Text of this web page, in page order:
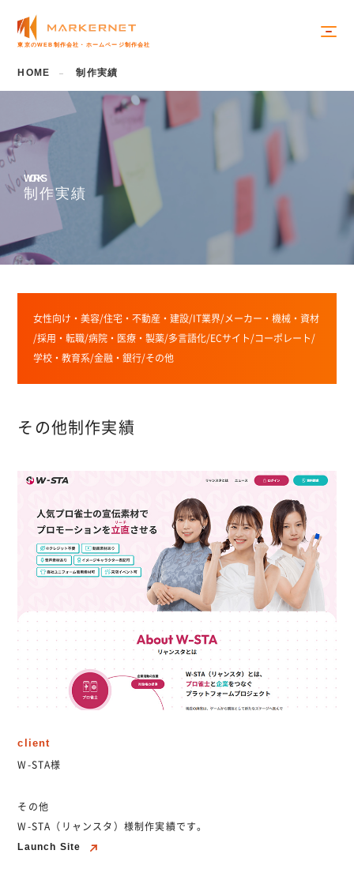
東京のWEB制作会社・ホームページ制作会社
HOME 制作実績
WORKS
制 作実績
女性向け・美容/住宅・不動産・建設/ IT業界/ メーカー・機械・資材
/採用・転職/病院・医療・製薬/多言語化/ ECサイト / コーポレート /
学校・教育系/金融・銀行/その他
その他制作実績
client
W-STA様
その他
W-STA（リャンスタ）様制作実績です。
Launch Site